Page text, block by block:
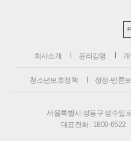
회사소개 윤리강령
청소년보호정책 정정·반론
서울특별시 성동구 성수일
대표전화 : 1800-6522